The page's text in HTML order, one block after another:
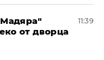
от дворца
11:39